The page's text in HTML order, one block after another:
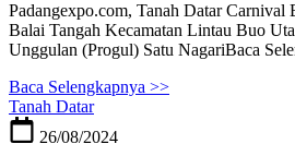
Padangexpo.com, Tanah Datar Carnival
Balai Tangah Kecamatan Lintau Buo
Unggulan (Progul) Satu NagariBaca
Baca Selengkapnya >>
Tanah Datar
26/08/2024